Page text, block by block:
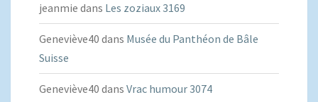
jeanmie dans Les zoziaux 3169
Geneviève40 dans Musée du Panthéon de Bâle
Suisse
Geneviève40 dans Vrac humour 3074